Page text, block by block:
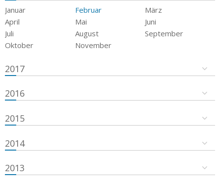
Januar Februar
März
April
Mai
Juni
Juli
August
September
Oktober
November
2017
2016
2015
2014
2013